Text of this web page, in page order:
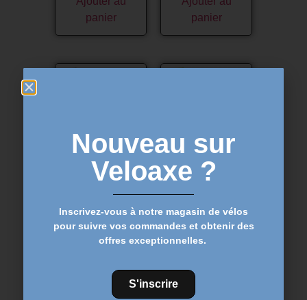
panier
panier
PORTE-BIDON ELITE
CUSTOM RACE PLUS
– Noir mat
12,99€
Ajouter au
panier
PORTE-BIDON ELITE
CUSTOM RACE PLUS
– Jaune fluo
Ajouter au
panier
Nouveau sur
Veloaxe ?
Inscrivez-vous à notre magasin de vélos
pour suivre vos commandes et obtenir des
offres exceptionnelles.
S'inscrire